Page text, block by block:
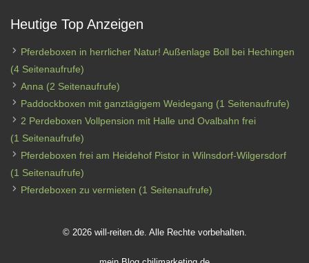
Heutige Top Anzeigen
Pferdeboxen in herrlicher Natur! Außenlage Boll bei Hechingen
(4 Seitenaufrufe)
Anna (2 Seitenaufrufe)
Paddockboxen mit ganztägigem Weidegang (1 Seitenaufrufe)
2 Perdeboxen Vollpension mit Halle und Ovalbahn frei
(1 Seitenaufrufe)
Pferdeboxen frei am Heidehof Pistor in Wilnsdorf-Wilgersdorf
(1 Seitenaufrufe)
Pferdeboxen zu vermieten (1 Seitenaufrufe)
© 2026 will-reiten.de. Alle Rechte vorbehalten.